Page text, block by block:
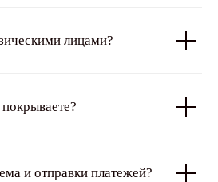
лицами?
и отправки платежей?